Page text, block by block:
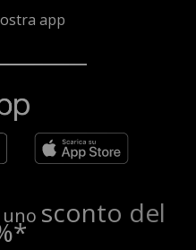
app
sconto del